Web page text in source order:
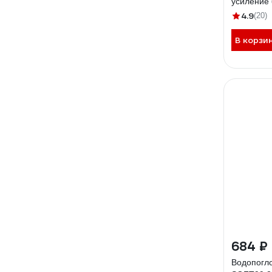
светлых,
4.9(20)
В
684 ₽